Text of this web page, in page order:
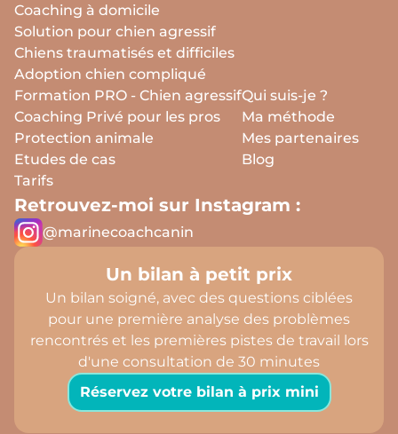
Coaching à domicile
Solution pour chien agressif
Chiens traumatisés et difficiles
Adoption chien compliqué
Formation PRO - Chien agressif
Coaching Privé pour les pros
Protection animale
Etudes de cas
Tarifs
Qui suis-je ?
Ma méthode
Mes partenaires
Blog
Retrouvez-moi sur Instagram :
@marinecoachcanin
Un bilan à petit prix
Un bilan soigné, avec des questions ciblées
pour une première analyse des problèmes
rencontrés et les premières pistes de travail lors
d'une consultation de 30 minutes
Réservez votre bilan à prix mini